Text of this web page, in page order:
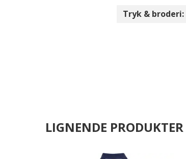
Tryk & broderi:
LIGNENDE PRODUKTER